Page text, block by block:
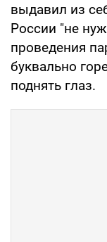
выдавил из
России "не
проведения
буквально
поднять глаз.